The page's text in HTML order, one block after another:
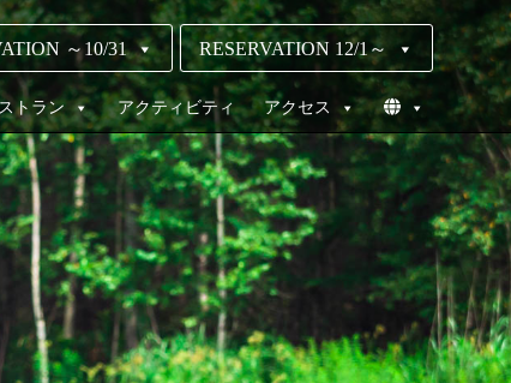
～10/31 RESERVATION 12/1～
トラン アクティビティ アクセス